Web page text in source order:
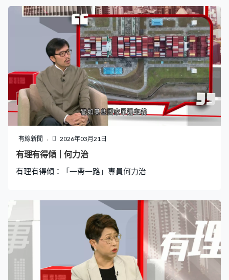
有線新聞 2026年03月21日
有理有得傾｜何力治
有理有得傾：「一帶一路」專員何力治